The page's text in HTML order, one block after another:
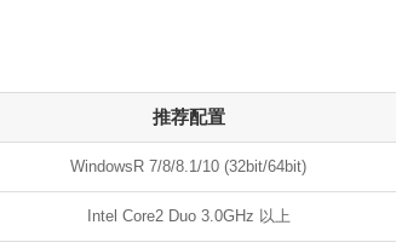
推荐配置
WindowsR 7/8/8.1/10 (32bit/64bit)
Intel Core2 Duo 3.0GHz 以上